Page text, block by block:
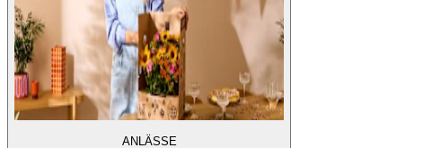
ANLÄSSE